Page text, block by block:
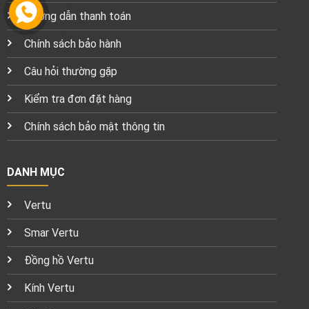
Hướng dẫn thanh toán
Chính sách bảo hành
Câu hỏi thường gặp
Kiểm tra đơn đặt hàng
Chính sách bảo mật thông tin
DANH MỤC
Vertu
Smar Vertu
Đồng hồ Vertu
Kính Vertu